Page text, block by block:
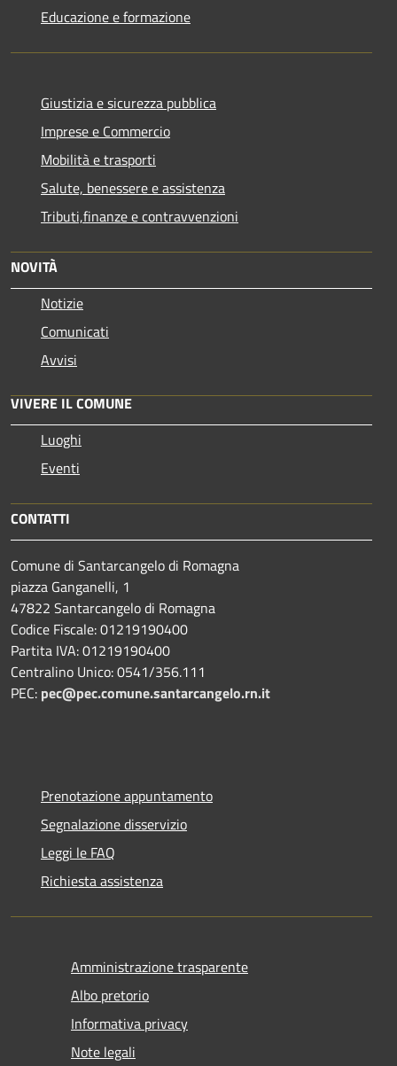
Educazione e formazione
Giustizia e sicurezza pubblica
Imprese e Commercio
Mobilità e trasporti
Salute, benessere e assistenza
Tributi,finanze e contravvenzioni
NOVITÀ
Notizie
Comunicati
Avvisi
VIVERE IL COMUNE
Luoghi
Eventi
CONTATTI
Comune di Santarcangelo di Romagna
piazza Ganganelli, 1
47822 Santarcangelo di Romagna
Codice Fiscale: 01219190400
Partita IVA: 01219190400
Centralino Unico: 0541/356.111
PEC: pec@pec.comune.santarcangelo.rn.it
Prenotazione appuntamento
Segnalazione disservizio
Leggi le FAQ
Richiesta assistenza
Amministrazione trasparente
Albo pretorio
Informativa privacy
Note legali